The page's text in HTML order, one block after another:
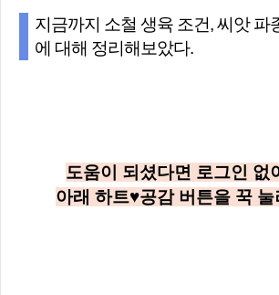
지금까지 소철 생육 조건, 씨앗 파
에 대해 정리해보았다.
도움이 되셨다면 로그인 없
아래 하트♥공감 버튼을 꾹